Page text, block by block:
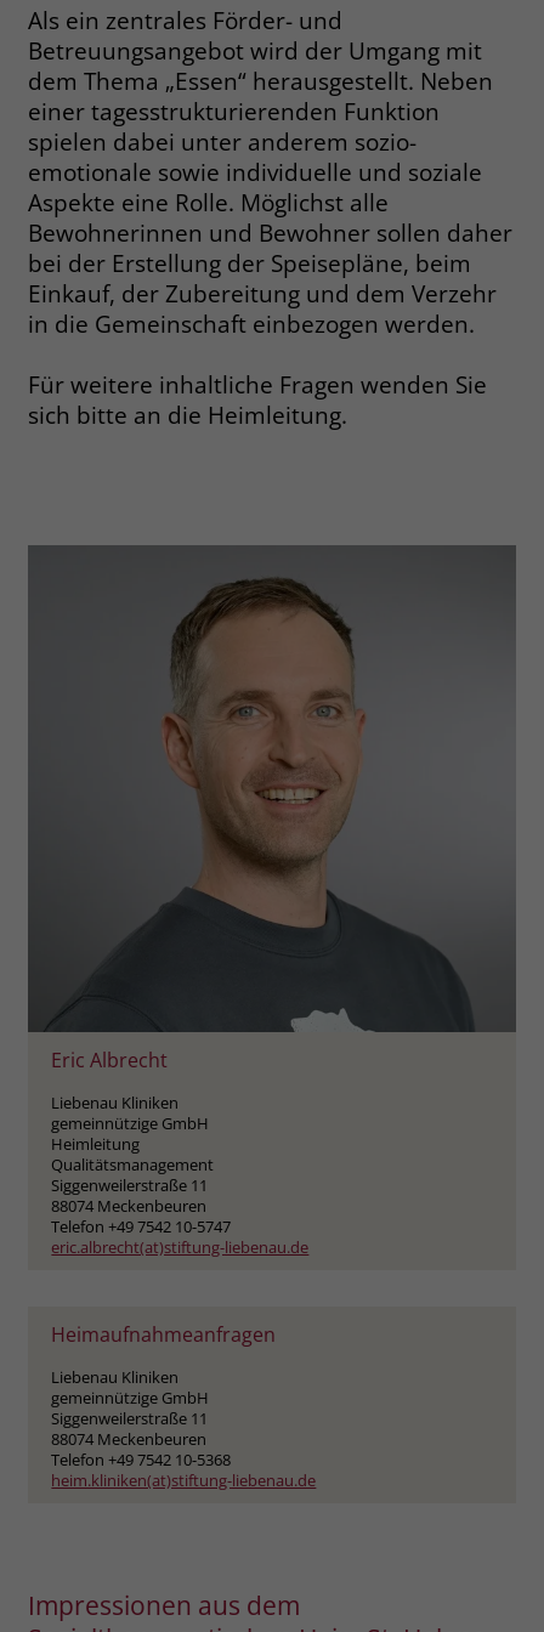
Als ein zentrales Förder- und
Betreuungsangebot wird der Umgang mit
dem Thema „Essen“ herausgestellt. Neben
einer tagesstrukturierenden Funktion
spielen dabei unter anderem sozio-
emotionale sowie individuelle und soziale
Aspekte eine Rolle. Möglichst alle
Bewohnerinnen und Bewohner sollen daher
bei der Erstellung der Speisepläne, beim
Einkauf, der Zubereitung und dem Verzehr
in die Gemeinschaft einbezogen werden.
Für weitere inhaltliche Fragen wenden Sie
sich bitte an die Heimleitung.
Eric Albrecht
Liebenau Kliniken
gemeinnützige GmbH
Heimleitung
Qualitätsmanagement
Siggenweilerstraße 11
88074 Meckenbeuren
Telefon +49 7542 10-5747
eric.albrecht(at)stiftung-liebenau.de
Heimaufnahmeanfragen
Liebenau Kliniken
gemeinnützige GmbH
Siggenweilerstraße 11
88074 Meckenbeuren
Telefon +49 7542 10-5368
heim.kliniken(at)stiftung-liebenau.de
Impressionen aus dem
__cf_bm
Anbieter .fonts.net
Laufzeit 30 Minuten
Zweck
This cookie, set by Cloudflare, is used to
support Cloudflare Bot Management.
Name JSessionID
Laufzeit Session
Name _gcl_au
Anbieter Google Ads
Laufzeit 90 Tage
Zweck Enthält eine zufallsgenerierte User-ID.
Name _gcl_aw
Laufzeit 90 Tage
Zweck
sodass erzielte Erfolge wie z.B.
Bestellungen oder Kontaktanfragen der
Anzeige zugewiesen werden können.
_gcl_dc
Google Ads
90 Tage
Dieses Cookie wird gesetzt, wenn ein
User über einen Klick auf eine Google
Werbeanzeige auf die Website gelangt.
Es enthält Informationen darüber,
welche Werbeanzeige geklickt wurde,
sodass erzielte Erfolge wie z.B.
Bestellungen oder Kontaktanfragen der
Name _fbp
Anbieter Facebook
Laufzeit 3 Monate
von Facebook zurückzuführen. Dieses
Cookie ist ein Erstanbieter-Cookie, d. h.
Facebook platziert es, während ein
Verbraucher auf Facebook ist. Dieses
Cookie verfolgt die Besuche eines
Nutzers auf verschiedenen Websites
bessere, relevantere Werbung zu